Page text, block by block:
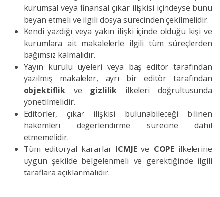
kurumsal veya finansal çıkar ilişkisi içindeyse bunu
beyan etmeli ve ilgili dosya sürecinden çekilmelidir.
Kendi yazdığı veya yakın ilişki içinde olduğu kişi ve
kurumlara ait makalelerle ilgili tüm süreçlerden
bağımsız kalmalıdır.
Yayın kurulu üyeleri veya baş editör tarafından
yazılmış makaleler, ayrı bir editör tarafından
objektiflik ve gizlilik ilkeleri doğrultusunda
yönetilmelidir.
Editörler, çıkar ilişkisi bulunabileceği bilinen
hakemleri değerlendirme sürecine dahil
etmemelidir.
Tüm editoryal kararlar ICMJE ve COPEilkelerine
uygun şekilde belgelenmeli ve gerektiğinde ilgili
taraflara açıklanmalıdır.